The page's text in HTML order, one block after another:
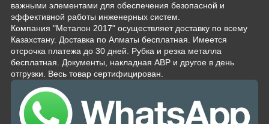
важными элементами для обеспечения безопасной и
эффективной работы инженерных систем.
Компания "Металон 2017" осуществляет доставку по всему
Казахстану. Доставка по Алматы бесплатная. Имеется
отсрочка платежа до 30 дней. Рубка и резка металла
бесплатная. Документы, накладная АВР и другое в день
отгрузки. Весь товар сертифицирован.